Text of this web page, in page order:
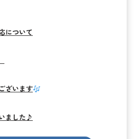
について
ざいます
ました♪